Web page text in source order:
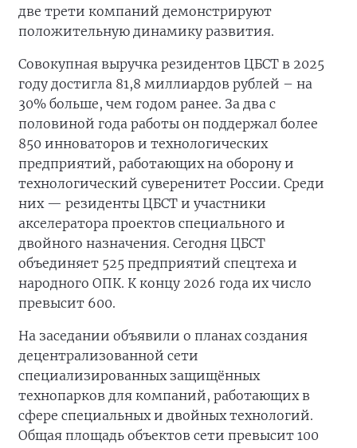
две трети компаний демонстрируют
положительную динамику развития.
Совокупная выручка резидентов ЦБСТ в 2025
году достигла 81,8 миллиардов рублей – на
30% больше, чем годом ранее. За два с
половиной года работы он поддержал более
850 инноваторов и технологических
предприятий, работающих на оборону и
технологический суверенитет России. Среди
них — резиденты ЦБСТ и участники
акселератора проектов специального и
двойного назначения. Сегодня ЦБСТ
объединяет 525 предприятий спецтеха и
народного ОПК. К концу 2026 года их число
превысит 600.
На заседании объявили о планах создания
децентрализованной сети
специализированных защищённых
технопарков для компаний, работающих в
сфере специальных и двойных технологий.
Общая площадь объектов сети превысит 100